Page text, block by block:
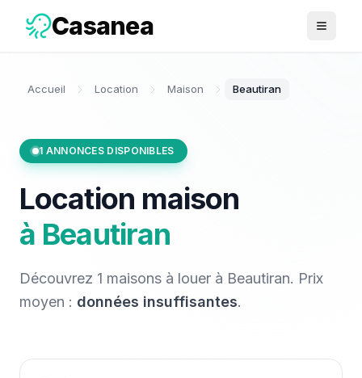
Casanea Ouvrir
Accueil Location Maison Beautiran
1 ANNONCES DISPONIBLES
Location maison
à Beautiran
Découvrez 1 maisons à louer à Beautiran. Prix
moyen : données insuffisantes.